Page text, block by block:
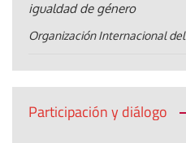
igualdad de género
Organización Internacional
Participación y diálogo